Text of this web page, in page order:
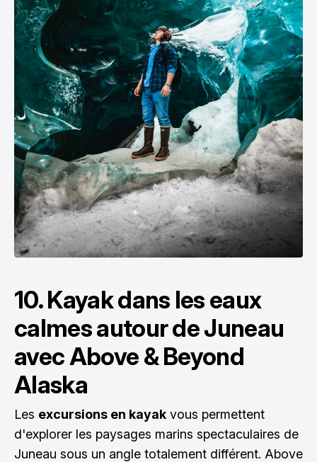
10. Kayak dans les eaux
calmes autour de Juneau
avec Above & Beyond
Alaska
Les excursions en kayak vous permettent
d'explorer les paysages marins spectaculaires de
Juneau sous un angle totalement différent. Above